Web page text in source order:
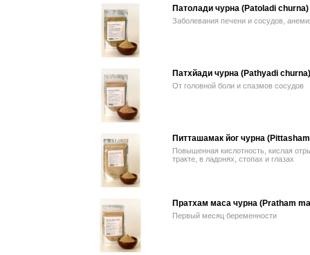
Патолади чурна (Patoladi churna)
Заболевания печени и сосудов,
Патхйади чурна (Pathyadi churna)
От головной боли и спазмов сосудов
Питташамак йог чурна
Повышенная кислотность, кислая
тракте, в ладонях, стопах и глазах
Пратхам маса чурна (Pratham
Первый месяц беременности